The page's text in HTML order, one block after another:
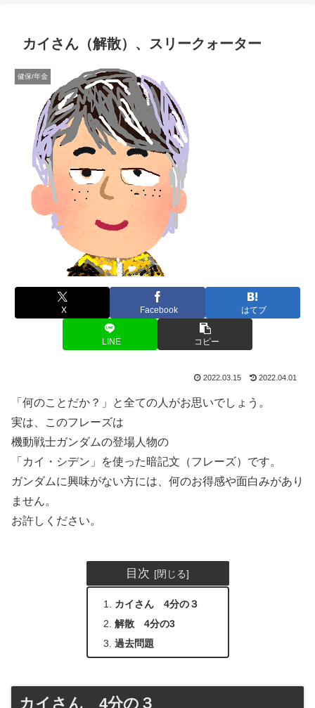
カイさん（解散）、スリークォーター
健保/年金
X Facebook はてブ
LINE コピー
2022.03.15 2022.04.01
「何のことだか？」と全ての人がお思いでしょう。
実は、このフレーズは
機動戦士ガンダムの登場人物の
「カイ・シデン」を使った暗記文（フレーズ）です。
ガンダムに興味がない方には、何のお得感や面白みがあり
ません。
お許しください。
目次
カイさん 4分の３
解散 4分の3
過去問題
カイさん 4分の３